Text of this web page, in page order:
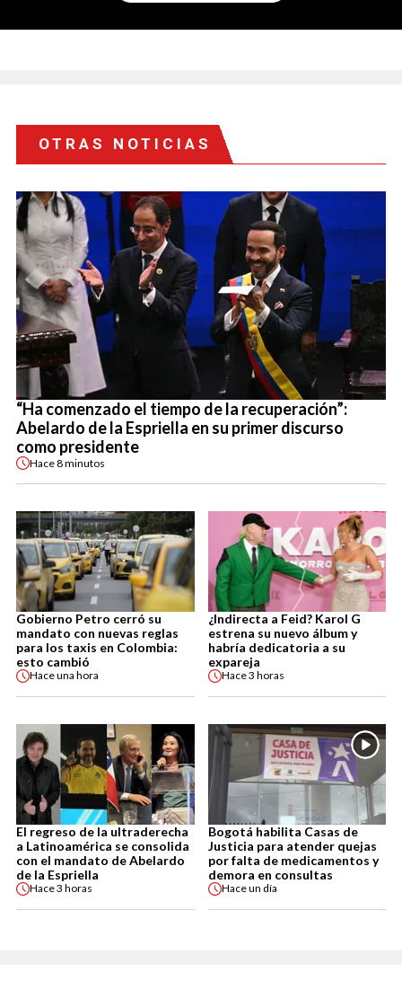
OTRAS NOTICIAS
“Ha comenzado el tiempo de la recuperación”:
Abelardo de la Espriella en su primer discurso
como presidente
Hace8 minutos
Gobierno Petro cerró su
mandato con nuevas reglas
para los taxis en Colombia:
esto cambió
Haceuna hora
¿Indirecta a Feid? Karol G
estrena su nuevo álbum y
habría dedicatoria a su
expareja
Hace3 horas
El regreso de la ultraderecha
a Latinoamérica se consolida
con el mandato de Abelardo
de la Espriella
Hace3 horas
Bogotá habilita Casas de
Justicia para atender quejas
por falta de medicamentos y
demora en consultas
Haceun día